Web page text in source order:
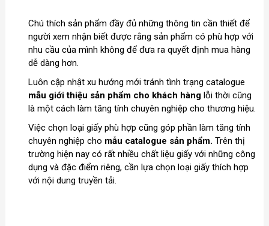
Chú thích sản phẩm đầy đủ những thông tin cần thiết để
người xem nhận biết được rằng sản phẩm có phù hợp với
nhu cầu của mình không để đưa ra quyết định mua hàng
dễ dàng hơn.
Luôn cập nhật xu hướng mới tránh tình trạng catalogue
mẫu giới thiệu sản phẩm cho khách hànglỗi thời cũng
là một cách làm tăng tính chuyên nghiệp cho thương hiệu.
Việc chọn loại giấy phù hợp cũng góp phần làm tăng tính
chuyên nghiệp cho mẫu catalogue sản phẩm.Trên thị
trường hiện nay có rất nhiều chất liệu giấy với những công
dụng và đặc điểm riêng, cần lựa chọn loại giấy thích hợp
với nội dung truyền tải.